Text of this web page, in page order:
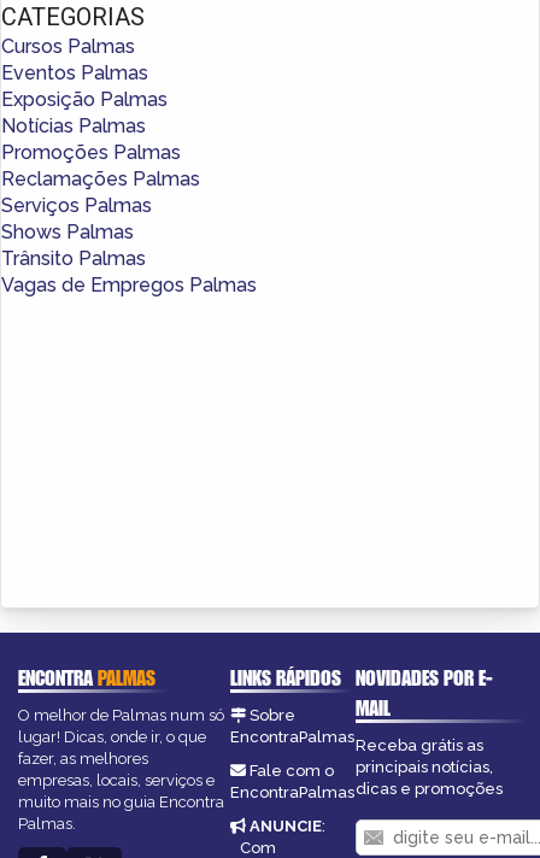
CATEGORIAS
Cursos Palmas
Eventos Palmas
Exposição Palmas
Notícias Palmas
Promoções Palmas
Reclamações Palmas
Serviços Palmas
Shows Palmas
Trânsito Palmas
Vagas de Empregos Palmas
ENCONTRAPALMAS
O melhor de Palmas num só
lugar! Dicas, onde ir, o que
fazer, as melhores
empresas, locais, serviços e
muito mais no guia Encontra
Palmas.
LINKS RÁPIDOS
Sobre
EncontraPalmas
Fale com o
EncontraPalmas
ANUNCIE:
Com
NOVIDADES POR E-
MAIL
Receba grátis as
principais notícias,
dicas e promoções